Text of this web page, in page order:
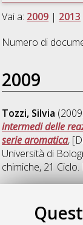
Vai a: 2009 | 2013
Numero di
2009
Tozzi, Silvia
intermedi delle
serie aromatica,
Università di
chimiche, 21
2013